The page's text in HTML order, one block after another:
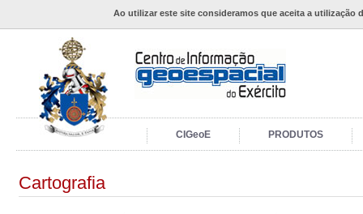
Ao utilizar este site consideramos que aceita a utilização
CIGeoE PRODUTOS
Cartografia